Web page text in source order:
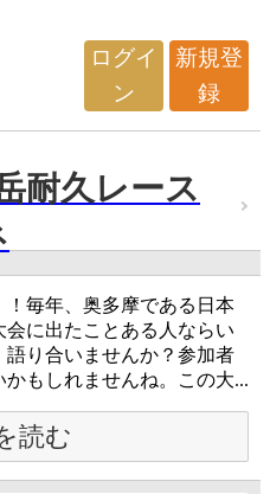
ログイ
ン
新規登
録
耐久レース
毎年、奥多摩である日本
に出たことある人ならい
り合いませんか？参加者
もしれませんね。この大...
読む